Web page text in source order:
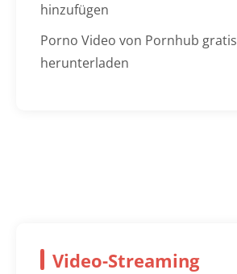
hinzufügen
Porno Video von Pornhub gratis
herunterladen
Video-Streaming